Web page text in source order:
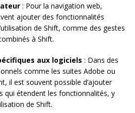
: Pour la navigation web,
ajouter des fonctionnalités
de Shift, comme des gestes
à Shift.
aux logiciels : Dans des
comme les suites Adobe ou
il est souvent possible d’ajouter
qui étendent les fonctionnalités, y
de Shift.